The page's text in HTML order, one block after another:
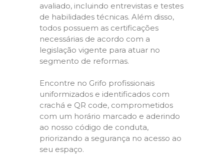
avaliado, incluindo entrevistas e testes
de habilidades técnicas. Além disso,
todos possuem as certificações
necessárias de acordo com a
legislação vigente para atuar no
segmento de reformas.
Encontre no Grifo profissionais
uniformizados e identificados com
crachá e QR code, comprometidos
com um horário marcado e aderindo
ao nosso código de conduta,
priorizando a segurança no acesso ao
seu espaço.